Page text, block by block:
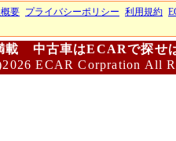
要 プライバシーポリシー 利用規約
載 中古車はECARで探せ
ECAR Corpration All